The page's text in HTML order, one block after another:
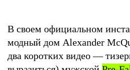
В своем официальном
модный дом Alexander
два коротких видео —